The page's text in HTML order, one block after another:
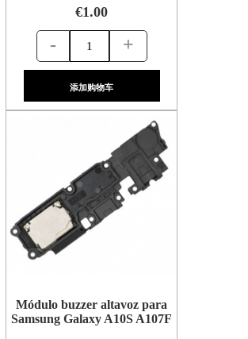
€1.00
- +
添加购物车
Módulo buzzer altavoz para
Samsung Galaxy A10S A107F